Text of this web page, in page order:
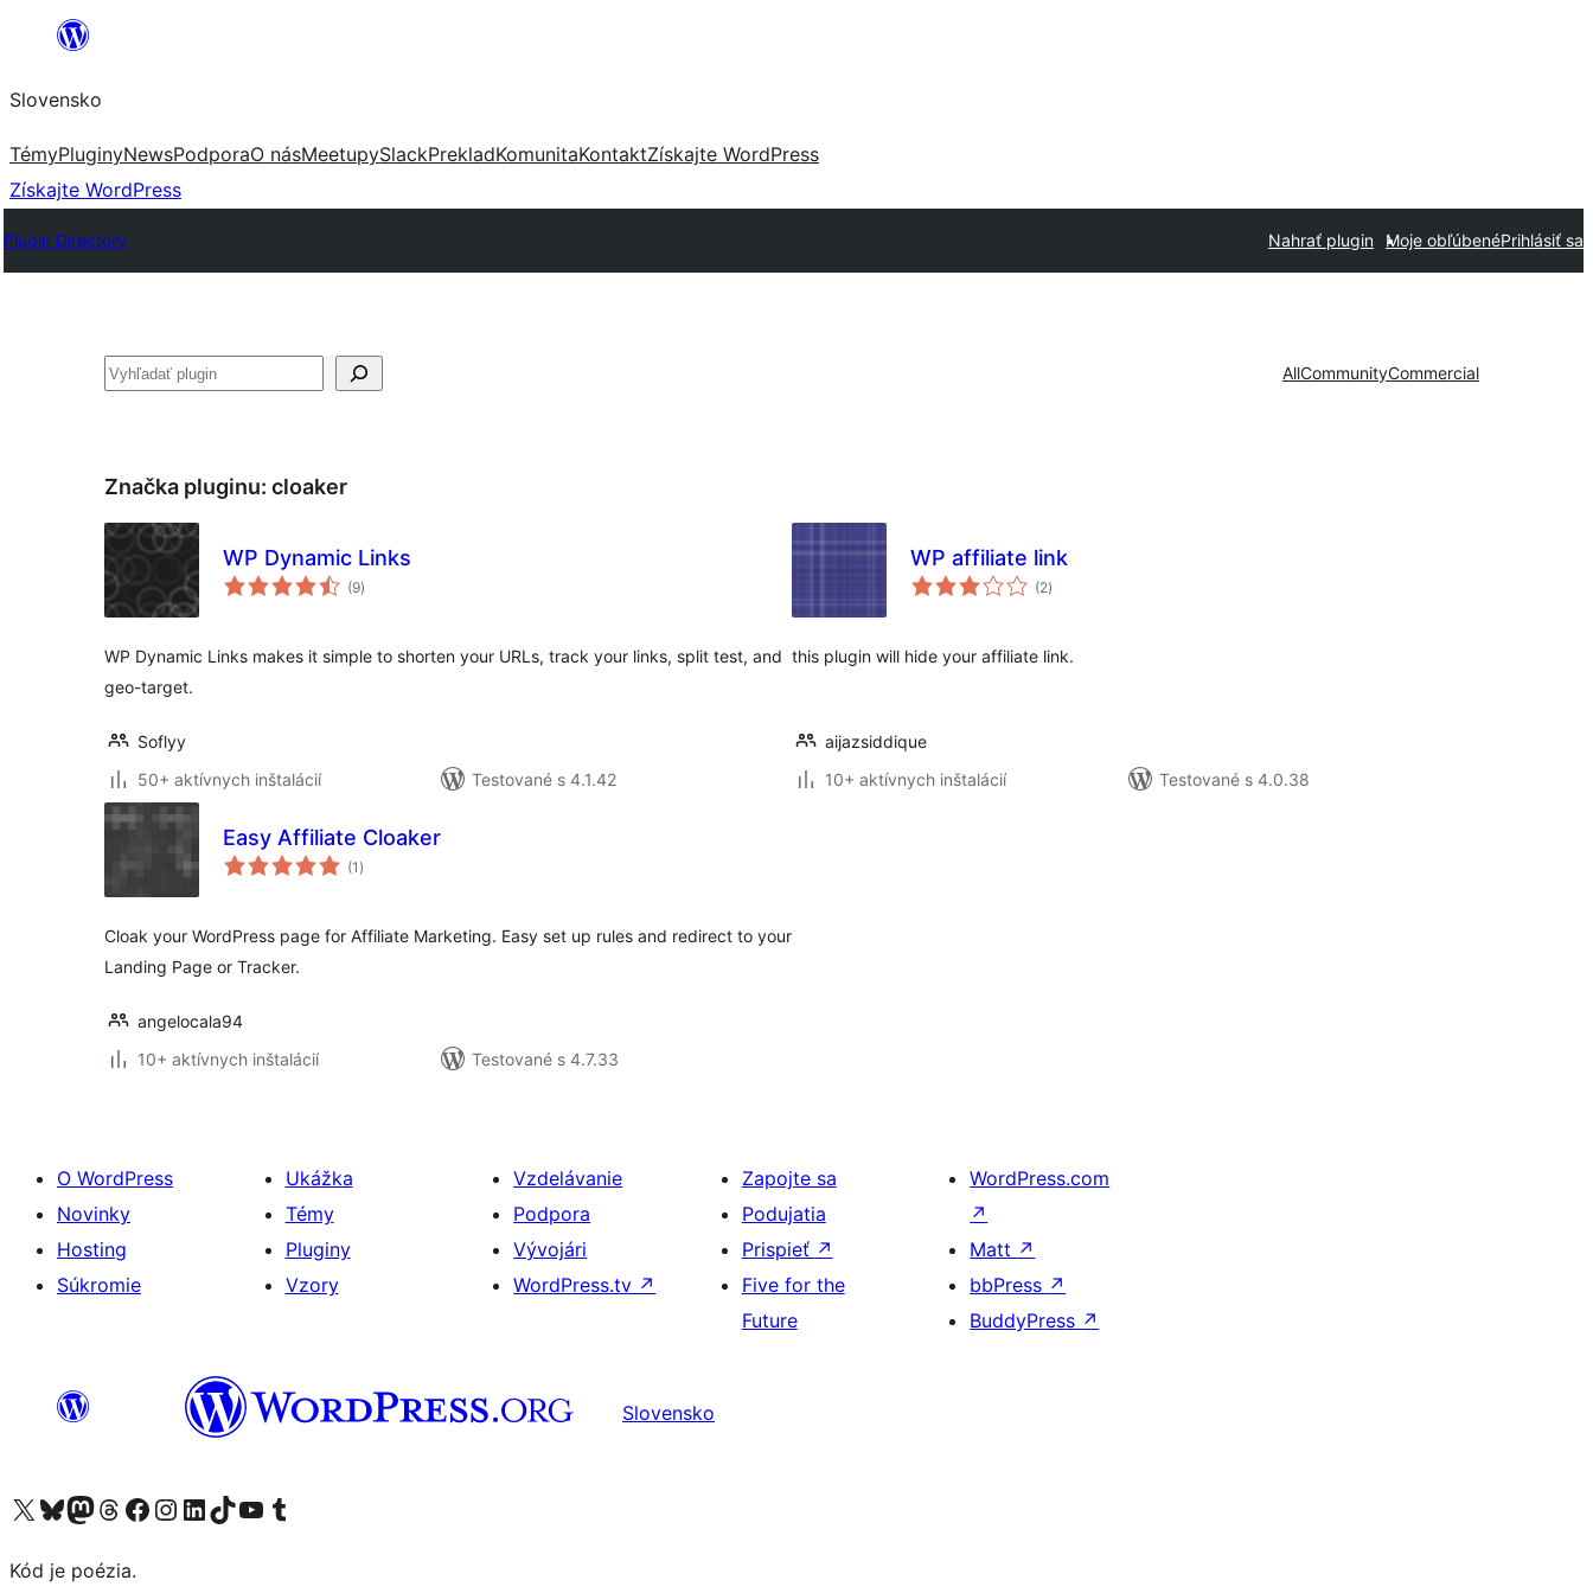
Prejsť
obsah
Slovensko
TémyPluginyNewsPodporaO násMeetupySlackPrekladKomunitaKontaktZískajte WordPress
Získajte WordPress
Plugin Directory Nahrať plugin Moje obľúbenéPrihlásiť sa
Hľadať AllCommunityCommercial
Značka pluginu: cloaker
WP Dynamic Links
(9celkové
hodnotenie
)
WP Dynamic Links makes it simple to shorten your URLs, track your links, split test, and
geo-target.
Soflyy
50+ aktívnych inštalácií
Testované s 4.1.42
WP affiliate link
(2celkové
hodnotenie
)
this plugin will hide your affiliate link.
aijazsiddique
10+ aktívnych inštalácií
Testované s 4.0.38
Easy Affiliate Cloaker
(1 celkové
hodnotenie
)
Cloak your WordPress page for Affiliate Marketing. Easy set up rules and redirect to your
Landing Page or Tracker.
angelocala94
10+ aktívnych inštalácií
Testované s 4.7.33
O WordPress
Novinky
Hosting
Súkromie
Ukážka
Témy
Pluginy
Vzory
Vzdelávanie
Podpora
Vývojári
WordPress.tv ↗
Zapojte sa
Podujatia
Prispieť ↗
Five for the
Future
WordPress.com
↗
Matt ↗
bbPress ↗
BuddyPress ↗
Slovensko
Navštívte náš účet na X (predtým Twitter)
Navštívte náš účet na platforme Bluesky
Navštívte náš účet na Mastodone
Navštívte náš účet na platforme Threads
Navštívte našu stránku na Facebooku
Navštívte náš účet Instagram
Navštívte náš účet LinkedIn
Navštívte náš účet na platforme TikTok
Navštívte náš kanál YouTube
Navštívte náš účet na platforme Tumblr
Kód je poézia.